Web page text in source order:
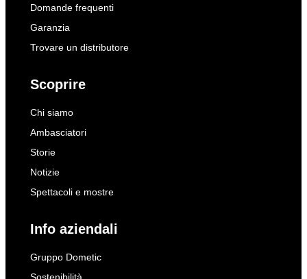
Domande frequenti
Garanzia
Trovare un distributore
Scoprire
Chi siamo
Ambasciatori
Storie
Notizie
Spettacoli e mostre
Info aziendali
Gruppo Dometic